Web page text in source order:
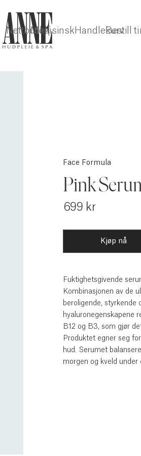
Nettbutikk Handlekurv
Medisinsk Bestill
Face Formula
Pink
699 kr
Kjøp nå
Fuktighetsgivende
Kombinasjonen av de
beroligende, styrkende
hyaluronegenskapene
B12 og B3, som gjør
Produktet egner seg
hud. Serumet
morgen og kveld